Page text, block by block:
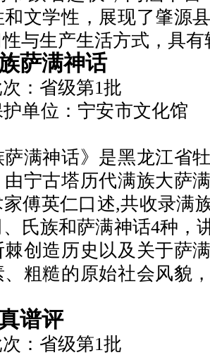
文学性，展现了肇源
与生产生活方式，具
萨满神话
省级第1批
单位：宁安市文化
神话》是黑龙江省牡
宁古塔历代满族大萨
傅英仁口述,共收录满
氏族和萨满神话4种，
创造历史以及关于萨
粗糙的原始社会风貌
谱评
省级第1批